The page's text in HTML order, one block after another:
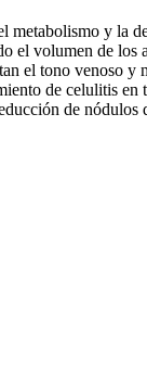
metabolismo y la
el volumen de los
el tono venoso y
de celulitis en
de nódulos